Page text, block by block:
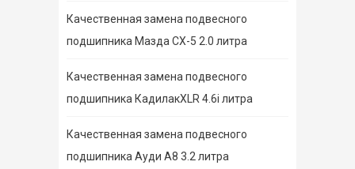
Качественная замена подвесного
подшипника Мазда СХ-5 2.0 литра
Качественная замена подвесного
подшипника КадилакXLR 4.6i литра
Качественная замена подвесного
подшипника Ауди А8 3.2 литра